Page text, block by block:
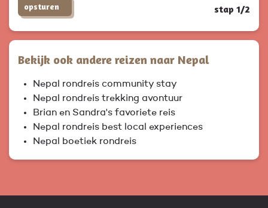
opsturen stap 1/2
Bekijk ook andere reizen naar Nepal
Nepal rondreis community stay
Nepal rondreis trekking avontuur
Brian en Sandra's favoriete reis
Nepal rondreis best local experiences
Nepal boetiek rondreis